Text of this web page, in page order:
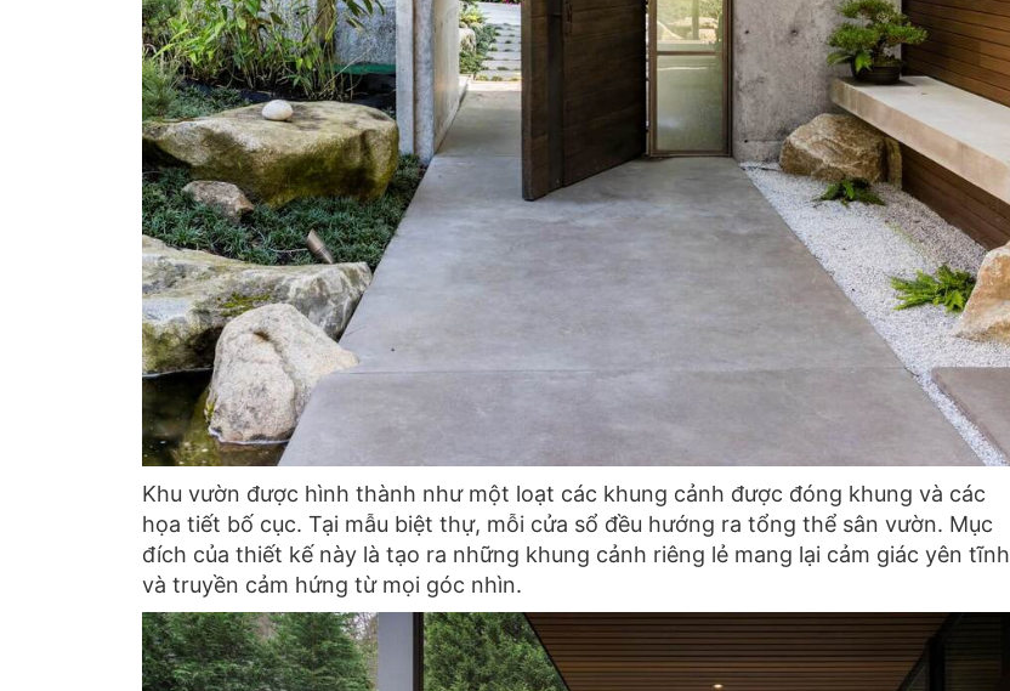
Khu vườn được hình thành như một loạt các khung cảnh được đóng khung và các
họa tiết bố cục. Tại mẫu biệt thự, mỗi cửa sổ đều hướng ra tổng thể sân vườn. Mục
đích của thiết kế này là tạo ra những khung cảnh riêng lẻ mang lại cảm giác yên tĩnh
và truyền cảm hứng từ mọi góc nhìn.